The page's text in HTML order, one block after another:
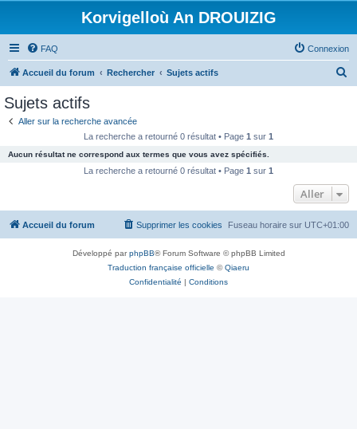
Korvigelloù An DROUIZIG
FAQ Connexion
Accueil du forum Rechercher Sujets actifs
c
e
Sujets actifs
Aller sur la recherche avancée
La recherche a retourné 0 résultat • Page 1 sur 1
Aucun résultat ne correspond aux termes que vous avez spécifiés.
La recherche a retourné 0 résultat • Page 1 sur 1
Aller
Accueil du forum Fuseau horaire sur UTC+01:00
Supprimer les cookies
Développé parphpBB® Forum Software © phpBB Limited
Traduction française officielle ©Qiaeru
Confidentialité | Conditions